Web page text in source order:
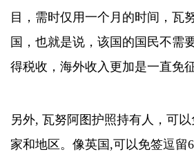
目，需时仅用一个月的时间，瓦
国，也就是说，该国的国民不需
得税收，海外收入更加是一直免
另外, 瓦努阿图护照持有人，可以
家和地区。像英国,可以免签逗留